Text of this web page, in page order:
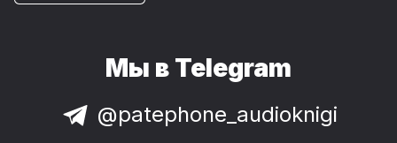
Мы в Telegram
@patephone_audioknigi